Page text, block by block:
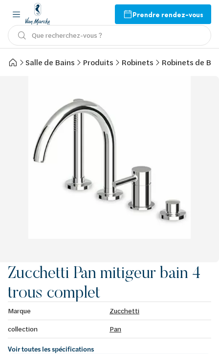
Prendre rendez-vous
Que recherchez-vous ?
Salle de Bains Produits Robinets Robinets de
Zucchetti Pan mitigeur bain 4
trous complet
Marque
Zucchetti
collection
Pan
Voir toutes les spécifications